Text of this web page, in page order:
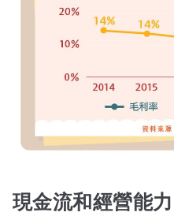
現金流和經營能力